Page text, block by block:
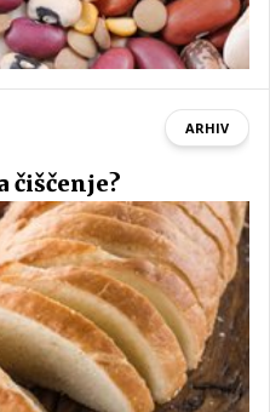
ARHIV
čiščenje?